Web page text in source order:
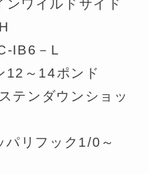
ンワイルドサイド
IB6－L
12～14ポンド
テンダウンショッ
パリフック1/0～